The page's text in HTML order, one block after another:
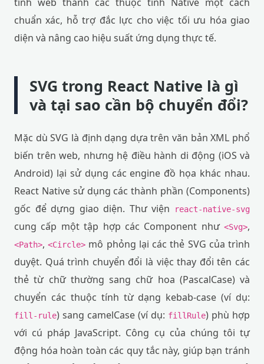
chuẩn xác, hỗ trợ đắc lực cho việc tối ưu hóa giao
diện và nâng cao hiệu suất ứng dụng thực tế.
SVG trong React Native là gì
và tại sao cần bộ chuyển đổi?
Mặc dù SVG là định dạng dựa trên văn bản XML phổ
biến trên web, nhưng hệ điều hành di động (iOS và
Android) lại sử dụng các engine đồ họa khác nhau.
React Native sử dụng các thành phần (Components)
gốc để dựng giao diện. Thư viện
react-native-svg
cung cấp một tập hợp các Component như <Svg>,
<Path>,<Circle> mô phỏng lại các thẻ SVG của trình
duyệt. Quá trình chuyển đổi là việc thay đổi tên các
thẻ từ chữ thường sang chữ hoa (PascalCase) và
chuyển các thuộc tính từ dạng kebab-case (ví dụ:
fill-rule) sang camelCase (ví dụ: fillRule) phù hợp
với cú pháp JavaScript. Công cụ của chúng tôi tự
động hóa hoàn toàn các quy tắc này, giúp bạn tránh